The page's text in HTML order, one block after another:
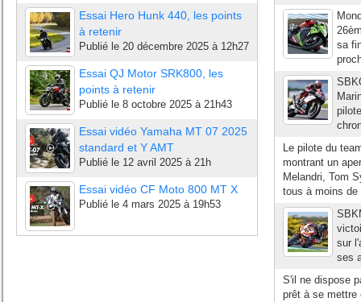
Essai Hero Hunk 440, les points
à retenir
Publié le 20 décembre 2025 à 12h27
Essai QJ Motor SRK800, les
points à retenir
Publié le 8 octobre 2025 à 21h43
Essai vidéo Yamaha MT 07 2025
standard et Y AMT
Publié le 12 avril 2025 à 21h
Essai vidéo CF Moto 800 MT X
Publié le 4 mars 2025 à 19h53
sa
Le pilote du
montrant un
Melandri, Tom
tous à moins
sur
ses
S'il ne dispose
prêt à se mettre